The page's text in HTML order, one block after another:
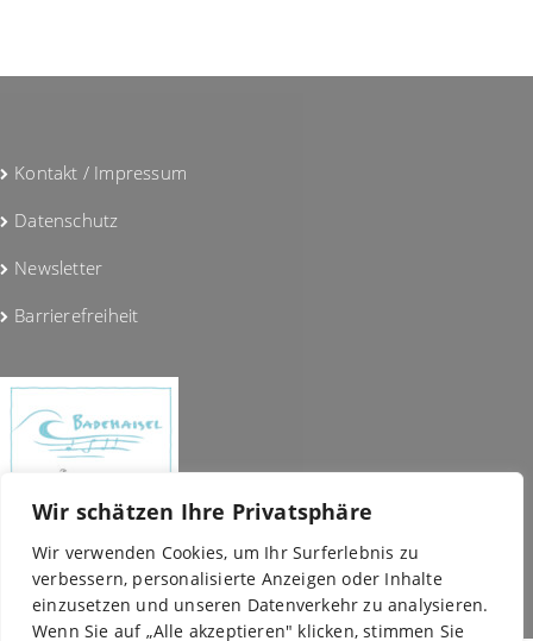
Wir schätzen Ihre Privatsphäre
Wir verwenden Cookies, um Ihr Surferlebnis zu
verbessern, personalisierte Anzeigen oder Inhalte
einzusetzen und unseren Datenverkehr zu analysieren.
Wenn Sie auf „Alle akzeptieren" klicken, stimmen Sie
Kontakt / Impressum
Datenschutz
Newsletter
Barrierefreiheit